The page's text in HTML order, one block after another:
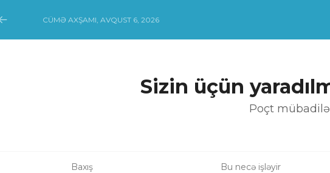
Minimize Menu
CÜMƏ AXŞAMI, AVQUST 6, 2026
Sizin üçün
Poçt
Baxış Bu necə işləyir